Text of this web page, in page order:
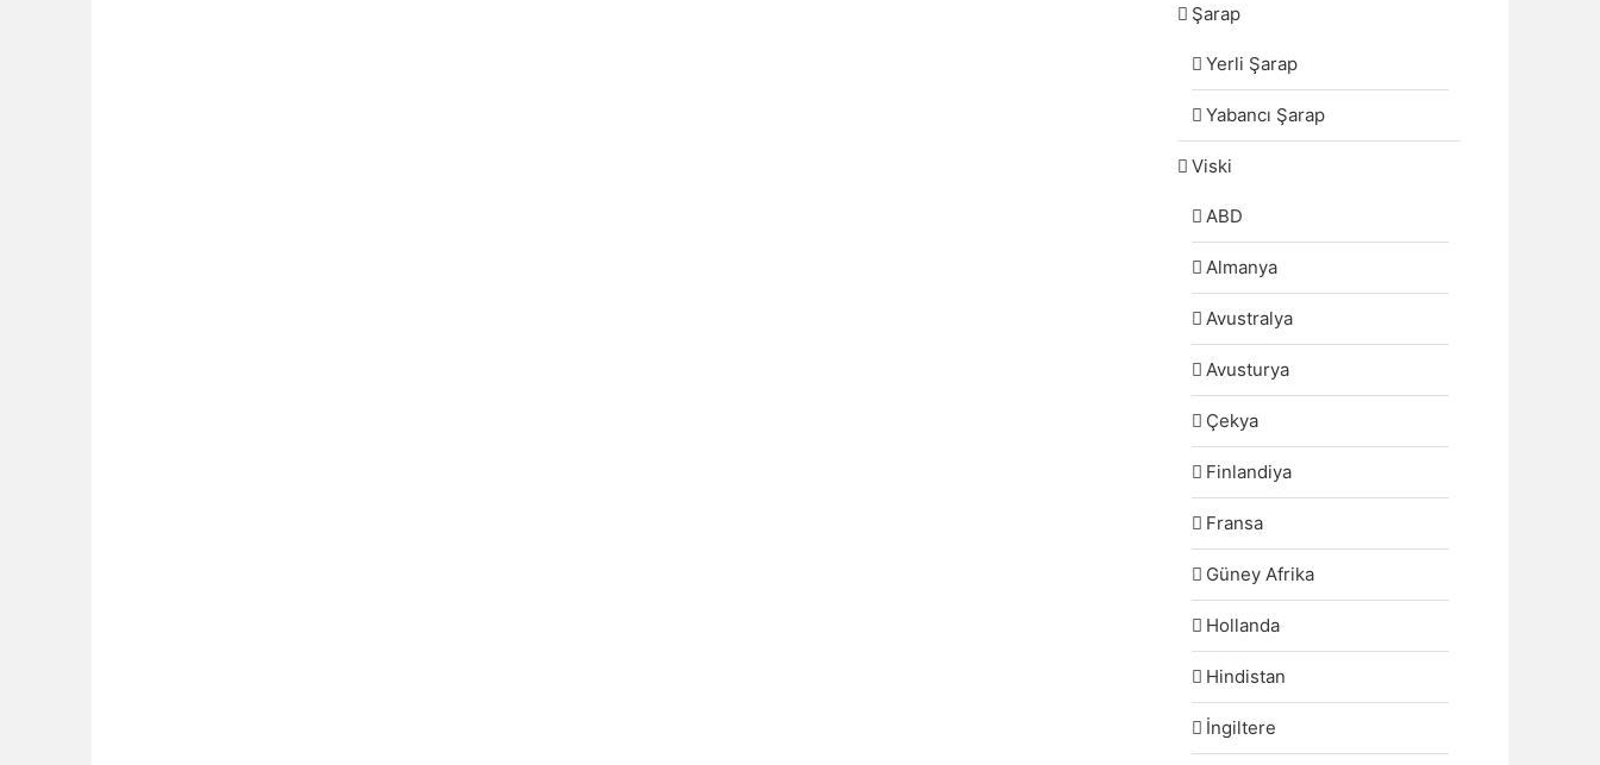
Şarap
Yerli Şarap
Yabancı Şarap
Viski
ABD
Almanya
Avustralya
Avusturya
Çekya
Finlandiya
Fransa
Güney Afrika
Hollanda
Hindistan
İngiltere